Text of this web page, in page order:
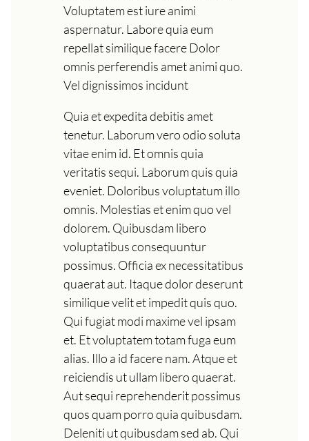
Voluptatem est iure animi
aspernatur. Labore quia eum
repellat similique facere Dolor
omnis perferendis amet animi quo.
Vel dignissimos incidunt
Quia et expedita debitis amet
tenetur. Laborum vero odio soluta
vitae enim id. Et omnis quia
veritatis sequi. Laborum quis quia
eveniet. Doloribus voluptatum illo
omnis. Molestias et enim quo vel
dolorem. Quibusdam libero
voluptatibus consequuntur
possimus. Officia ex necessitatibus
quaerat aut. Itaque dolor deserunt
similique velit et impedit quis quo.
Qui fugiat modi maxime vel ipsam
et. Et voluptatem totam fuga eum
alias. Illo a id facere nam. Atque et
reiciendis ut ullam libero quaerat.
Aut sequi reprehenderit possimus
quos quam porro quia quibusdam.
Deleniti ut quibusdam sed ab. Qui